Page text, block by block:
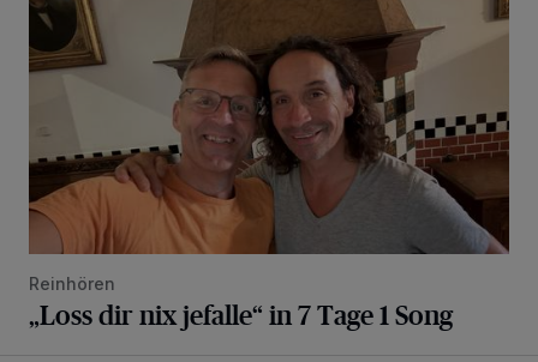
Reinhören
„Loss dir nix jefalle“ in 7 Tage 1 Song